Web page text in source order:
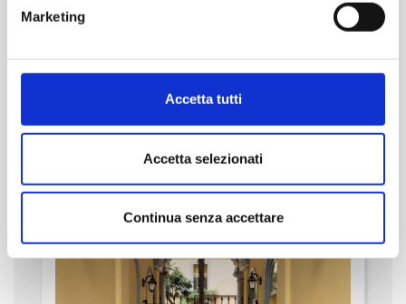
Marketing
Accetta tutti
Accetta selezionati
Continua senza accettare